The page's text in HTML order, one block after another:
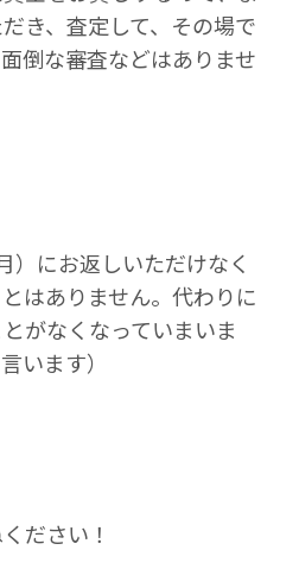
き、査定して、その場で
倒な審査などはありませ
）にお返しいただけなく
はありません。代わりに
がなくなっていまいま
います）
ださい！